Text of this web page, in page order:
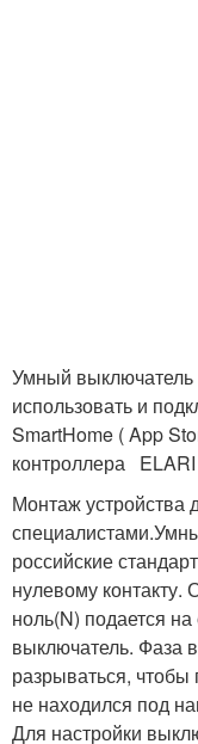
Умный
использовать и
SmartHome ( App
контроллера
Монтаж устройства
российские
нулевому
ноль(N) подается
выключатель. Фаза
разрываться, чтобы
не находился под
Для настройки